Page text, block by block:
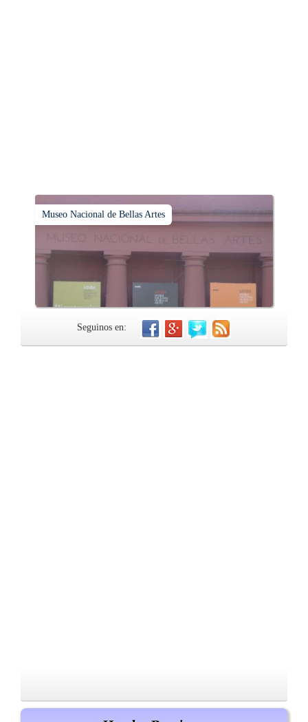
Museo Nacional de Bellas Artes
Seguinos en: